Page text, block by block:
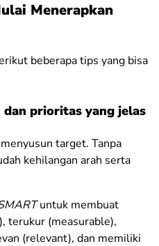
Menerapkan
beberapa tips yang bisa
prioritas yang jelas
target. Tanpa
kehilangan arah serta
untuk membuat
terukur (measurable),
(relevant), dan memiliki